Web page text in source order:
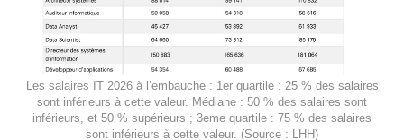
Les salaires IT 2026 à l’embauche : 1er quartile : 25 % des salaires
sont inférieurs à cette valeur. Médiane : 50 % des salaires sont
inférieurs, et 50 % supérieurs ; 3eme quartile : 75 % des salaires
sont inférieurs à cette valeur. (Source : LHH)